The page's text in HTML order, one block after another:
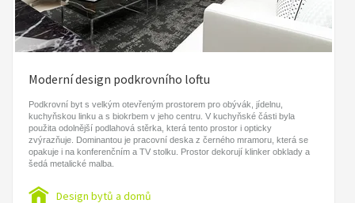
Moderní design podkrovního loftu
Podkrovní byt s velkým otevřeným prostorem pro obývák, jídelnu,
kuchyňskou linku a s biokrbem v jeho centru. V kuchyňské části byla
použita odolnější podlahová stěrka, která tento prostor i opticky
zvýrazňuje. Dominantou je pracovní deska z černého mramoru, která se
opakuje i na konferenčním a TV stolku. Prostor dekorují klinker obklady a
šedá metalické malba.
Design bytů a domů